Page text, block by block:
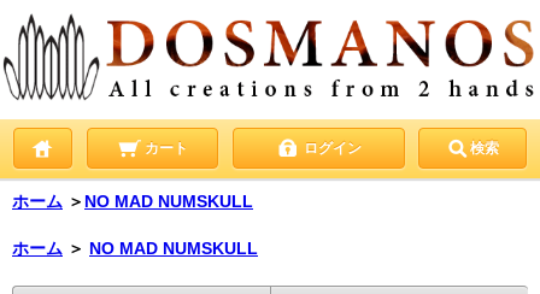
カート ログイン 検索
ホーム ＞ NO MAD NUMSKULL
ホーム ＞ NO MAD NUMSKULL